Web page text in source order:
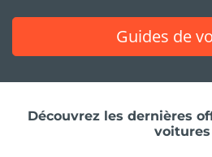
Guides de
Découvrez les dernières
voitures